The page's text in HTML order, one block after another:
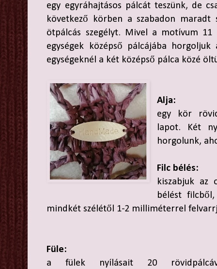
egy egyráhajtásos pálcát teszünk, de
következő körben a szabadon maradt
ötpálcás szegélyt. Mivel a motívum
egységek középső pálcájába
egységeknél a két középső pálca közé
Alja:
egy kör
lapot. Két
horgolunk,
Filc bélés:
kiszabjuk az
bélést
mindkét szélétől 1-2 milliméterrel
Füle:
a fülek nyílásait 20